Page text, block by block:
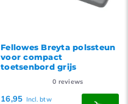
Fellowes Breyta polssteun
voor compact
toetsenbord grijs
0 reviews
16,95 Incl. btw